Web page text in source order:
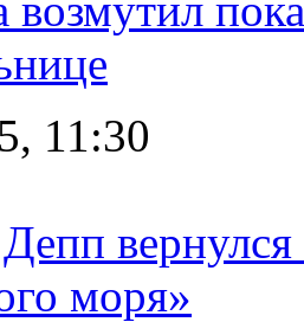
11:30
моря»